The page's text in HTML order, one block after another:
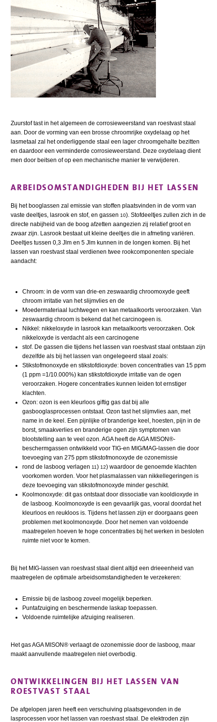
Zuurstof tast in het algemeen de corrosieweerstand van roestvast staal
aan. Door de vorming van een brosse chroomrijke oxydelaag op het
lasmetaal zal het onderliggende staal een lager chroomgehalte bezitten
en daardoor een verminderde corrosieweerstand. Deze oxydelaag dient
men door beitsen of op een mechanische manier te verwijderen.
ARBEIDSOMSTANDIGHEDEN BIJ HET LASSEN
Bij het booglassen zal emissie van stoffen plaatsvinden in de vorm van
vaste deeltjes, lasrook en stof, en gassen10). Stofdeeltjes zullen zich in de
directe nabijheid van de boog afzetten aangezien zij relatief groot en
zwaar zijn. Lasrook bestaat uit kleine deeltjes die in afmeting variëren.
Deeltjes tussen 0,3 Jlm en 5 Jlm kunnen in de longen komen. Bij het
lassen van roestvast staal verdienen twee rookcomponenten speciale
aandacht:
Chroom: in de vorm van drie-en zeswaardig chroomoxyde geeft
chroom irritatie van het slijmvlies en de
Moedermateriaal luchtwegen en kan metaalkoorts veroorzaken. Van
zeswaardig chroom is bekend dat het carcinogeen is.
Nikkel: nikkeloxyde in lasrook kan metaalkoorts veroorzaken. Ook
nikkeloxyde is verdacht als een carcinogene
stof. De gassen die tijdens het lassen van roestvast staal ontstaan zijn
dezelfde als bij het lassen van ongelegeerd staal zoals:
Stikstofmonoxyde en stikstofdioxyde: boven concentraties van 15 ppm
(1 ppm =1/10.000%) kan stikstofdioxyde irritatie van de ogen
veroorzaken. Hogere concentraties kunnen leiden tot ernstiger
klachten.
Ozon: ozon is een kleurloos giftig gas dat bij alle
gasbooglasprocessen ontstaat. Ozon tast het slijmvlies aan, met
name in de keel. Een pijnlijke of branderige keel, hoesten, pijn in de
borst, smaakverlies en branderige ogen zijn symptomen van
blootstelling aan te veel ozon. AGA heeft de AGA MISON®-
beschermgassen ontwikkeld voor TIG-en MIG/MAG-lassen die door
toevoeging van 275 ppm stikstofmonoxyde de ozonemissie
rond de lasboog verlagen11)12) waardoor de genoemde klachten
voorkomen worden. Voor het plasmalassen van nikkellegeringen is
deze toevoeging van stikstofmonoxyde minder geschikt.
Koolmonoxyde: dit gas ontstaat door dissociatie van kooldioxyde in
de lasboog. Koolmonoxyde is een gevaarlijk gas, vooral doordat het
kleurloos en reukloos is. Tijdens het lassen zijn er doorgaans geen
problemen met koolmonoxyde. Door het nemen van voldoende
maatregelen hoeven te hoge concentraties bij het werken in besloten
ruimte niet voor te komen.
Bij het MIG-lassen van roestvast staal dient altijd een drieeenheid van
maatregelen de optimale arbeidsomstandigheden te verzekeren:
Emissie bij de lasboog zoveel mogelijk beperken.
Puntafzuiging en beschermende laskap toepassen.
Voldoende ruimtelijke afzuiging realiseren.
Het gas AGA MISON® verlaagt de ozonemissie door de lasboog, maar
maakt aanvullende maatregelen niet overbodig.
ONTWIKKELINGEN BIJ HET LASSEN VAN
ROESTVAST STAAL
De afgelopen jaren heeft een verschuiving plaatsgevonden in de
lasprocessen voor het lassen van roestvast staal. De elektroden zijn